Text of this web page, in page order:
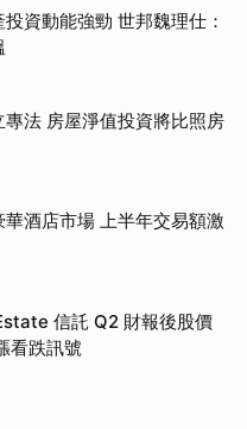
資動能強勁 世邦魏理仕：
專法 房屋淨值投資將比照房
酒店市場 上半年交易額激
信託 Q2 財報後股價
看跌訊號